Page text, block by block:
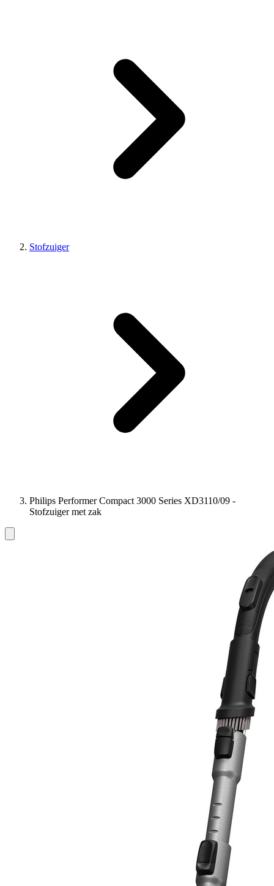
Stofzuiger
Philips Performer Compact 3000 Series XD3110/09 -
Stofzuiger met zak